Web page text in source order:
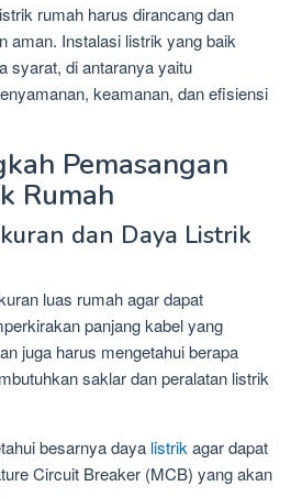
rumah harus dirancang dan
aman. Instalasi listrik yang baik
syarat, di antaranya yaitu
keamanan, dan efisiensi
Pemasangan
Rumah
dan Daya Listrik
luas rumah agar dapat
panjang kabel yang
juga harus mengetahui berapa
saklar dan peralatan listrik
besarnya daya listrik agar dapat
Circuit Breaker (MCB) yang akan